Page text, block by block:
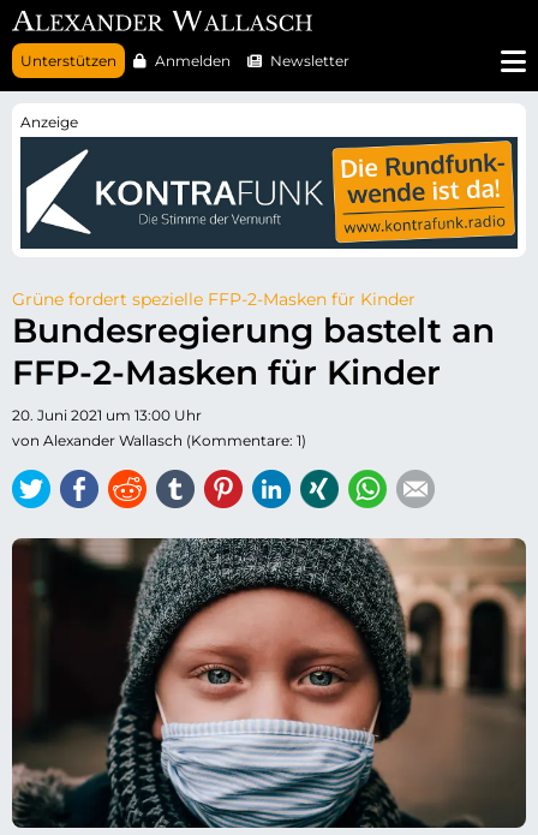
N
a
v
r
p
r
n
e
n
Unterstützen Anmelden Newsletter
Grüne fordert spezielle FFP-2-Masken für Kinder
Bundesregierung bastelt an
FFP-2-Masken für Kinder
20. Juni 2021 um 13:00 Uhr
von Alexander Wallasch (Kommentare: 1)
TwitterFacebook
ReddittumblrPinterestLinkedIn
Xing WhatsApp